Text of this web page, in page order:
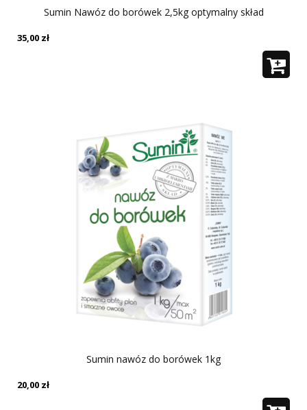
Sumin Nawóz do borówek 2,5kg optymalny skład
35,00 zł
Sumin nawóz do borówek 1kg
20,00 zł